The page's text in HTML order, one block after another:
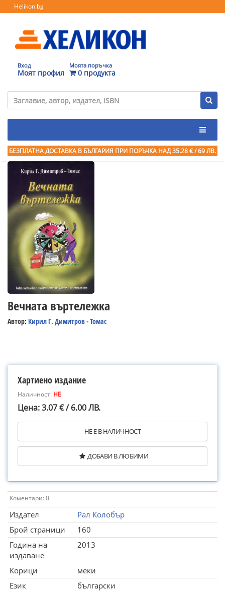
Helikon.bg
Вход
Моят профил
Моята поръчка
0 продукта
БЕЗПЛАТНА ДОСТАВКА В БЪЛГАРИЯ ПРИ ПОРЪЧКА НАД 35.28 € / 69 ЛВ.
Вечната въртележка
Автор: Кирил Г. Димитров - Томас
Хартиено издание
Наличност: НЕ
Цена: 3.07 € / 6.00 ЛВ.
НЕ Е В НАЛИЧНОСТ
ДОБАВИ В ЛЮБИМИ
Коментари: 0
Издател
Рал Колобър
Брой страници
160
Година на
издаване
2013
Корици
меки
Език
български